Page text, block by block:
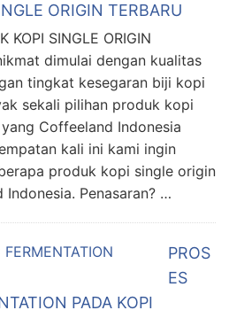
ORIGIN TERBARU
KOPI SINGLE ORIGIN
dimulai dengan kualitas
tingkat kesegaran biji kopi
sekali pilihan produk kopi
Coffeeland Indonesia
kali ini kami ingin
produk kopi single origin
Penasaran? …
PROS
ES
PADA KOPI